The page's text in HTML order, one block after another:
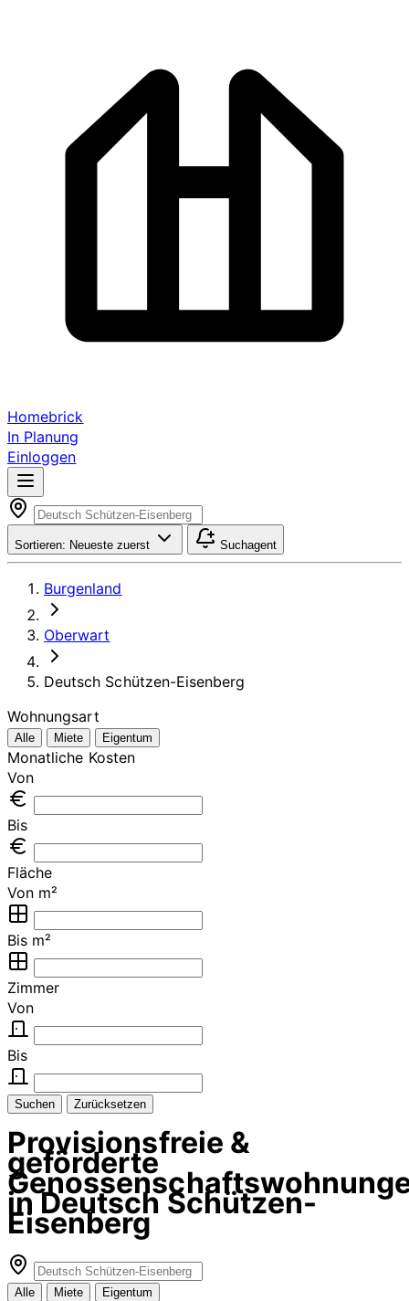
Homebrick
In Planung
Einloggen
Sortieren: Neueste zuerst Suchagent
Burgenland
Oberwart
Deutsch Schützen-Eisenberg
Wohnungsart
Alle Miete Eigentum
Monatliche Kosten
Von
Bis
Fläche
Von m²
Bis m²
Zimmer
Von
Bis
Suchen Zurücksetzen
Provisionsfreie &
geförderte
in Deutsch Schützen-
Eisenberg
Alle Miete Eigentum